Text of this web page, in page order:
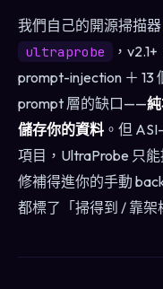
我們自己的開源掃描器
ultraprobe
，
prompt-injection ＋ 13
prompt 層的缺口——
儲存你的資料 。但
項目，UltraProbe 只
修補得進你的手動
都標了「掃得到 / 靠架